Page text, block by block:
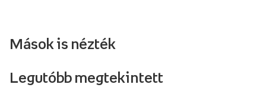
Mások is nézték
Legutóbb megtekintett